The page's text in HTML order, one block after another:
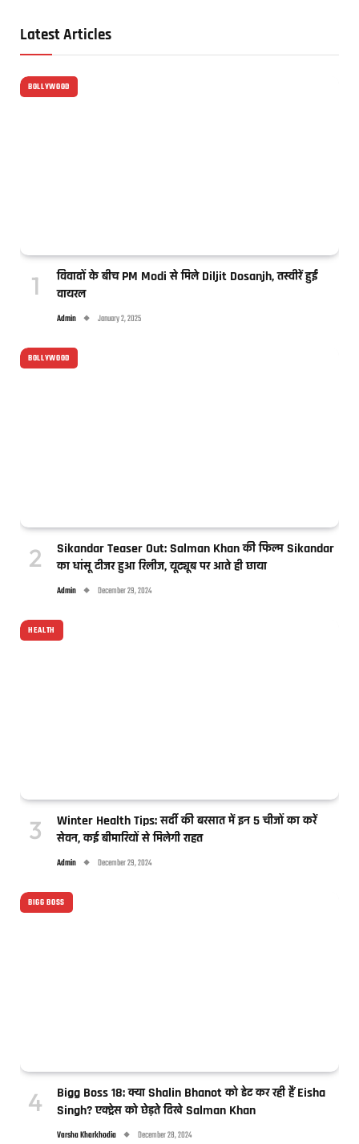
Latest Articles
BOLLYWOOD
विवादों के बीच PM Modi से मिले Diljit Dosanjh, तस्वीरें हुईं
वायरल
Admin January 2, 2025
BOLLYWOOD
Sikandar Teaser Out: Salman Khan की फिल्म Sikandar
का धांसू टीजर हुआ रिलीज, यूट्यूब पर आते ही छाया
Admin December 29, 2024
HEALTH
Winter Health Tips: सर्दी की बरसात में इन 5 चीजों का करें
सेवन, कई बीमारियों से मिलेगी राहत
Admin December 29, 2024
BIGG BOSS
Bigg Boss 18: क्या Shalin Bhanot को डेट कर रही हैं Eisha
Singh? एक्ट्रेस को छेड़ते दिखे Salman Khan
Varsha Kharkhodia December 28, 2024